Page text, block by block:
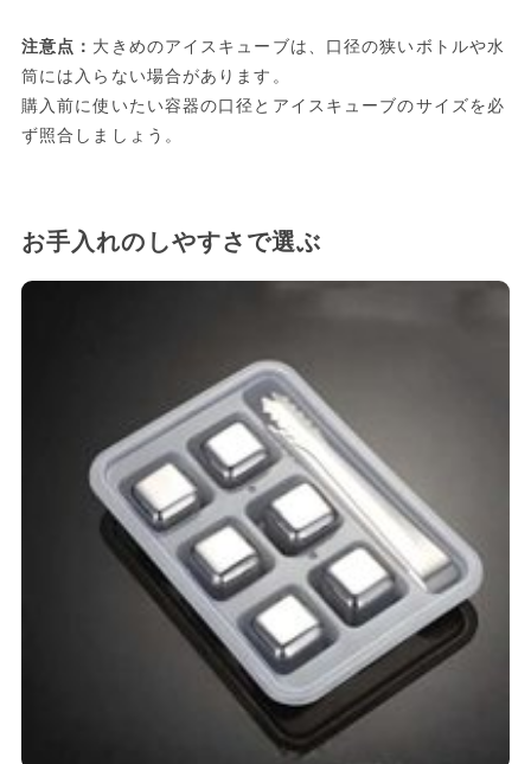
注意点： 大きめのアイスキューブは、口径の狭いボトルや水
筒には入らない場合があります。
購入前に使いたい容器の口径とアイスキューブのサイズを必
ず照合しましょう。
お手入れのしやすさで選ぶ